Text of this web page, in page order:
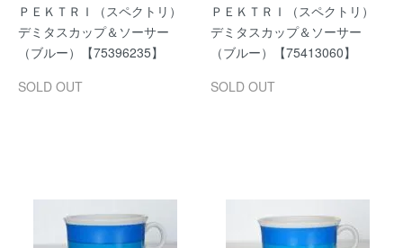
ＰＥＫＴＲＩ（スペクトリ）
デミタスカップ＆ソーサー
（ブルー）【75396235】
SOLD OUT
ＰＥＫＴＲＩ（スペクトリ）
デミタスカップ＆ソーサー
（ブルー）【75413060】
SOLD OUT